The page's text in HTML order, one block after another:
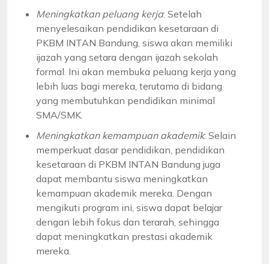
Meningkatkan peluang kerja: Setelah
menyelesaikan pendidikan kesetaraan di
PKBM INTAN Bandung, siswa akan memiliki
ijazah yang setara dengan ijazah sekolah
formal. Ini akan membuka peluang kerja yang
lebih luas bagi mereka, terutama di bidang
yang membutuhkan pendidikan minimal
SMA/SMK.
Meningkatkan kemampuan akademik: Selain
memperkuat dasar pendidikan, pendidikan
kesetaraan di PKBM INTAN Bandung juga
dapat membantu siswa meningkatkan
kemampuan akademik mereka. Dengan
mengikuti program ini, siswa dapat belajar
dengan lebih fokus dan terarah, sehingga
dapat meningkatkan prestasi akademik
mereka.